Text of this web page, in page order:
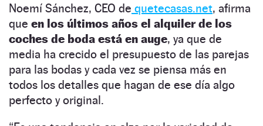
Noemí Sánchez, CEO de quetecasas.net, afirma
que en los últimos años el alquiler de los
coches de boda está en auge, ya que de
media ha crecido el presupuesto de las parejas
para las bodas y cada vez se piensa más en
todos los detalles que hagan de ese día algo
perfecto y original.